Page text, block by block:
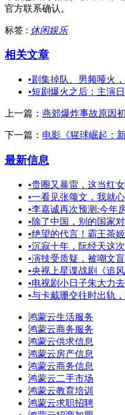
官方联系确认。
标签 : 休闲娱乐
相关文章
•剧集掉队、男频哑火
•短剧爆火之后：主演
上一篇： 燕郊爆炸事故原因
下一篇： 电影《猩球崛起：
最新信息
•贵圈又暴雷，这当红
•一看见张颂文，我就
•李嘉诚再次预测:今年
•除了中国，别的国家
•绝望的代言！霸王茶
•沉寂十年，阮经天这
•演技受质疑，被嘲文
•央视上星谍战剧《追
•电视剧小日子朱大力
•与卡戴珊交往时出轨
鸿蒙云生活服务
鸿蒙云商务服务
鸿蒙云供求信息
鸿蒙云房产信息
鸿蒙云商务信息
鸿蒙云二手市场
鸿蒙云教育培训
鸿蒙云求职招聘